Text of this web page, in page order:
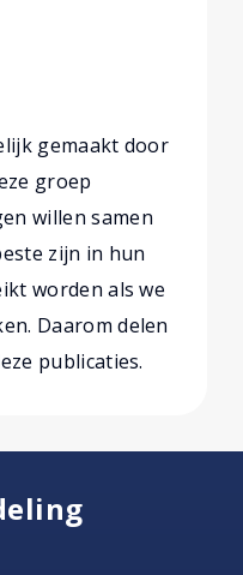
gemaakt door
groep
willen samen
zijn in hun
worden als we
Daarom delen
publicaties.